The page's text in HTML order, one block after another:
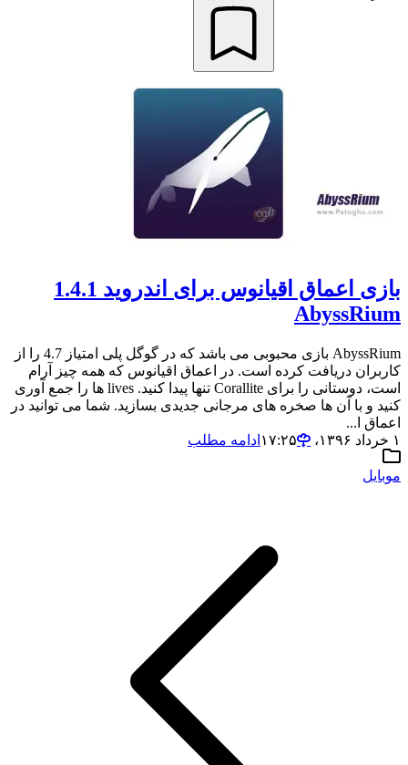
بازی اعماق اقیانوس برای اندروید 1.4.1
AbyssRium
AbyssRium بازی محبوبی می باشد که در گوگل پلی امتیاز 4.7 را از
کاربران دریافت کرده است. در اعماق اقیانوس که همه چیز آرام
است، دوستانی را برای Corallite تنها پیدا کنید. lives ها را جمع آوری
کنید و با آن ها صخره های مرجانی جدیدی بسازید. شما می توانید در
اعماق ا...
۱ خرداد ۱۳۹۶،‏ ۱۷:۲۵
ادامه مطلب
موبایل